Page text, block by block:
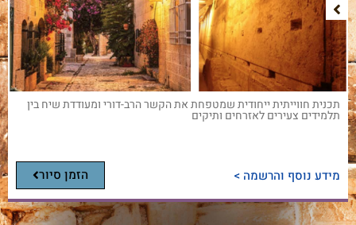
תכנית חווייתית ייחודית שמטפחת את הקשר הרב-דורי ומעודדת שיח בין
תלמידים צעירים לאזרחים ותיקים
מידע נוסף והרשמה > הזמן סיור